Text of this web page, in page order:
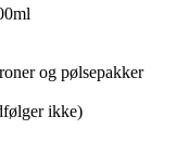
og pølsepakker
ikke)